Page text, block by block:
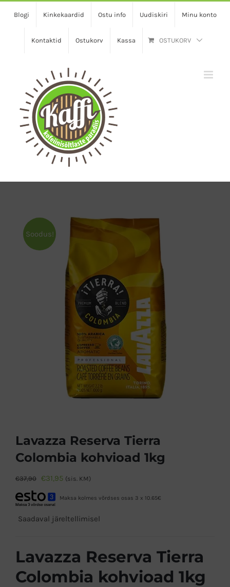
Blogi Kinkekaardid Ostu info Uudiskiri Minu konto
Kontaktid Ostukorv Kassa OSTUKORV
Soodus!
Lavazza Reserva Tierra
Colombia kohvioad 1kg
€37,90 Algne
hind
oli:
€37,90.
€31,95Praegune
€31,95.
(sis. KM)
Maksa kolmes võrdses osas 3 x 10.65€
Saadaval järeltellimisel
Lavazza Reserva Tierra
Colombia kohvioad 1kg